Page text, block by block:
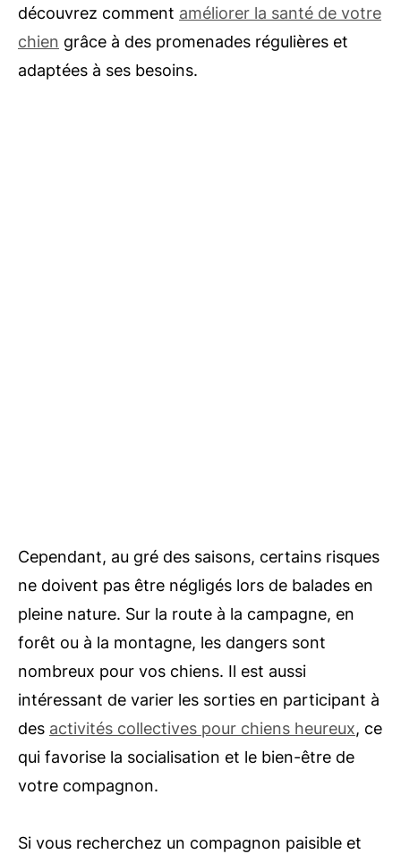
découvrez comment améliorer la santé de votre
chien grâce à des promenades régulières et
adaptées à ses besoins.
Cependant, au gré des saisons, certains risques
ne doivent pas être négligés lors de balades en
pleine nature. Sur la route à la campagne, en
forêt ou à la montagne, les dangers sont
nombreux pour vos chiens. Il est aussi
intéressant de varier les sorties en participant à
des activités collectives pour chiens heureux, ce
qui favorise la socialisation et le bien-être de
votre compagnon.
Si vous recherchez un compagnon paisible et